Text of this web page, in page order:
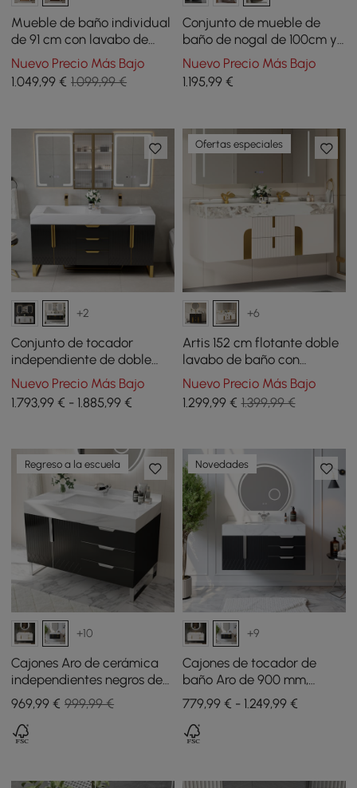
Mueble de baño individual
de 91 cm con lavabo de
cerámica, encimera de
piedra sinterizada
Nuevo Precio Más Bajo
1.049,99 € 1.099,99 €
Conjunto de mueble de
baño de nogal de 100cm y
espejo con LED
Nuevo Precio Más Bajo
1.195,99€
+2
Conjunto de tocador
independiente de doble
lavabo de 150 cm con
botiquín LED con
almacenamiento
Nuevo Precio Más Bajo
1.793,99 € - 1.885,99 €
Ofertas especiales
+6
Artis 152 cm flotante doble
lavabo de baño con
encimera de piedra
sinterizada
Nuevo Precio Más Bajo
1.299,99€ 1.399,99 €
Regreso a la escuela
+10
Cajones Aro de cerámica
independientes negros de
900 mm para lavabo y
tocador de baño,
superficie de mármol
sintético
969,99 € 999,99 €
Novedades
+9
Cajones de tocador de
baño Aro de 900 mm,
montados en la pared,
negros, con tapa de
mármol sintético
779,99 € - 1.249,99 €